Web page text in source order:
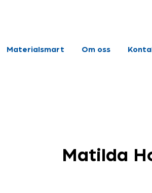
Materialsmart Om oss
Matilda